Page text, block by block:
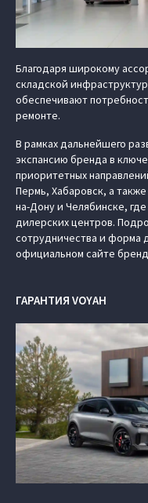
Благодаря широкому
складской
обеспечивают
ремонте.
В рамках дальнейшего
экспансию бренда в
приоритетных
Пермь, Хабаровск, а
на-Дону и Челябинске,
дилерских центров.
сотрудничества и форма
официальном сайте
ГАРАНТИЯ VOYAH